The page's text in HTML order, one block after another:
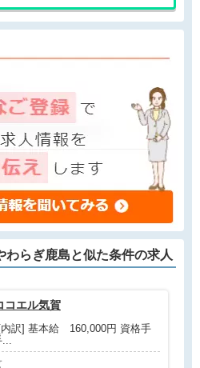
わらぎ鹿島と似た条件の求人
コエル気賀
[内訳] 基本給 160,000円 資格手
...